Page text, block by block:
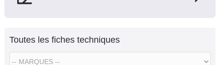
Toutes les fiches techniques